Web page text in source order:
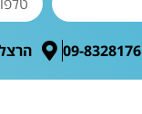
הרצל 27,